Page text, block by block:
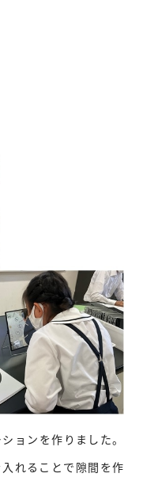
ョンを作りました。
れることで隙間を作